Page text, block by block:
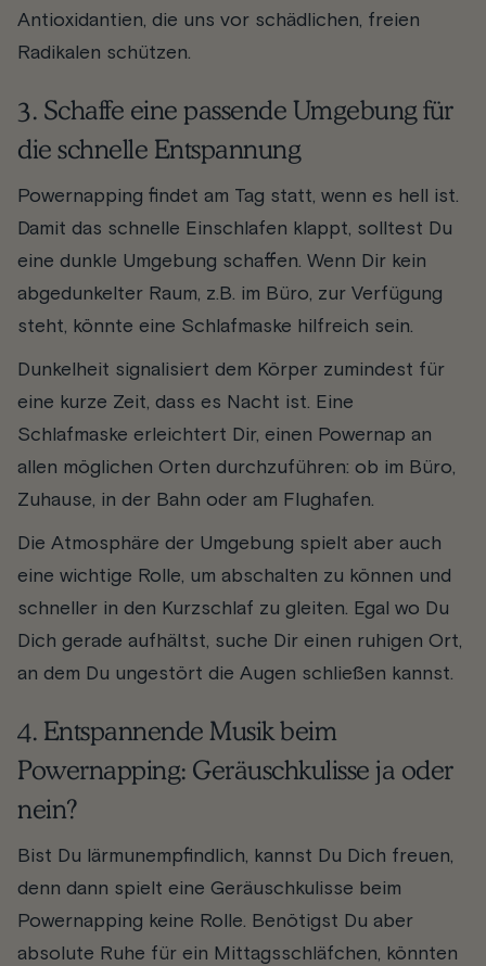
Antioxidantien, die uns vor schädlichen, freien
Radikalen schützen.
3. Schaffe eine passende Umgebung für
die schnelle Entspannung
Powernapping findet am Tag statt, wenn es hell ist.
Damit das schnelle Einschlafen klappt, solltest Du
eine dunkle Umgebung schaffen. Wenn Dir kein
abgedunkelter Raum, z.B. im Büro, zur Verfügung
steht, könnte eine Schlafmaske hilfreich sein.
Dunkelheit signalisiert dem Körper zumindest für
eine kurze Zeit, dass es Nacht ist. Eine
Schlafmaske erleichtert Dir, einen Powernap an
allen möglichen Orten durchzuführen: ob im Büro,
Zuhause, in der Bahn oder am Flughafen.
Die Atmosphäre der Umgebung spielt aber auch
eine wichtige Rolle, um abschalten zu können und
schneller in den Kurzschlaf zu gleiten. Egal wo Du
Dich gerade aufhältst, suche Dir einen ruhigen Ort,
an dem Du ungestört die Augen schließen kannst.
4. Entspannende Musik beim
Powernapping: Geräuschkulisse ja oder
nein?
Bist Du lärmunempfindlich, kannst Du Dich freuen,
denn dann spielt eine Geräuschkulisse beim
Powernapping keine Rolle. Benötigst Du aber
absolute Ruhe für ein Mittagsschläfchen, könnten